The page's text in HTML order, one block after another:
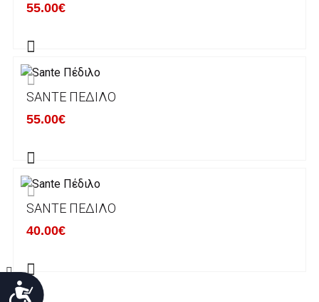
Προσιτότητα
ΠΟΛΙΤΙΚΗ ΕΠΙΣΤΡΟΦΩΝ
αντικατάστασή του με άλλο μέγεθος ή άλλο
προιόν.
Βασική προυπόθεση για την επιστροφή του
να μην έχει επέλθει καμία φθορά σε αυτό.
Προϊόντα που στέλνονται χωρίς εξωτερική
55.00€
SANTE ΠΈΔΙΛΟ
55.00€
SANTE ΠΈΔΙΛΟ
40.00€